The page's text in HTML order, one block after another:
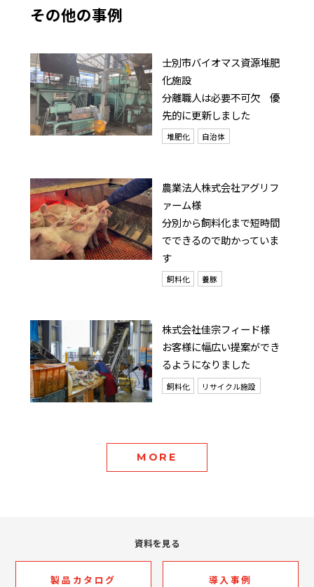
その他の事例
士別市バイオマス資源堆肥
化施設
分離職人は必要不可欠 優
先的に更新しました
堆肥化 自治体
農業法人株式会社アグリフ
ァーム様
分別から飼料化まで短時間
でできるので助かっていま
す
飼料化 養豚
株式会社佳宗フィード様
お客様に幅広い提案ができ
るようになりました
飼料化 リサイクル施設
MORE
資料を見る
製品カタログ 導入事例